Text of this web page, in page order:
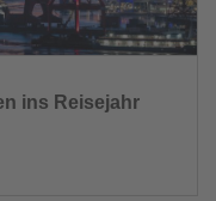
ins Reisejahr